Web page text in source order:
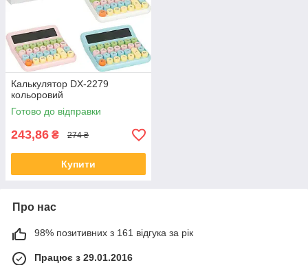
Калькулятор DX-2279
кольоровий
Готово до відправки
243,86 ₴ 274 ₴
Купити
Про нас
98% позитивних з 161 відгука за рік
Працює з 29.01.2016